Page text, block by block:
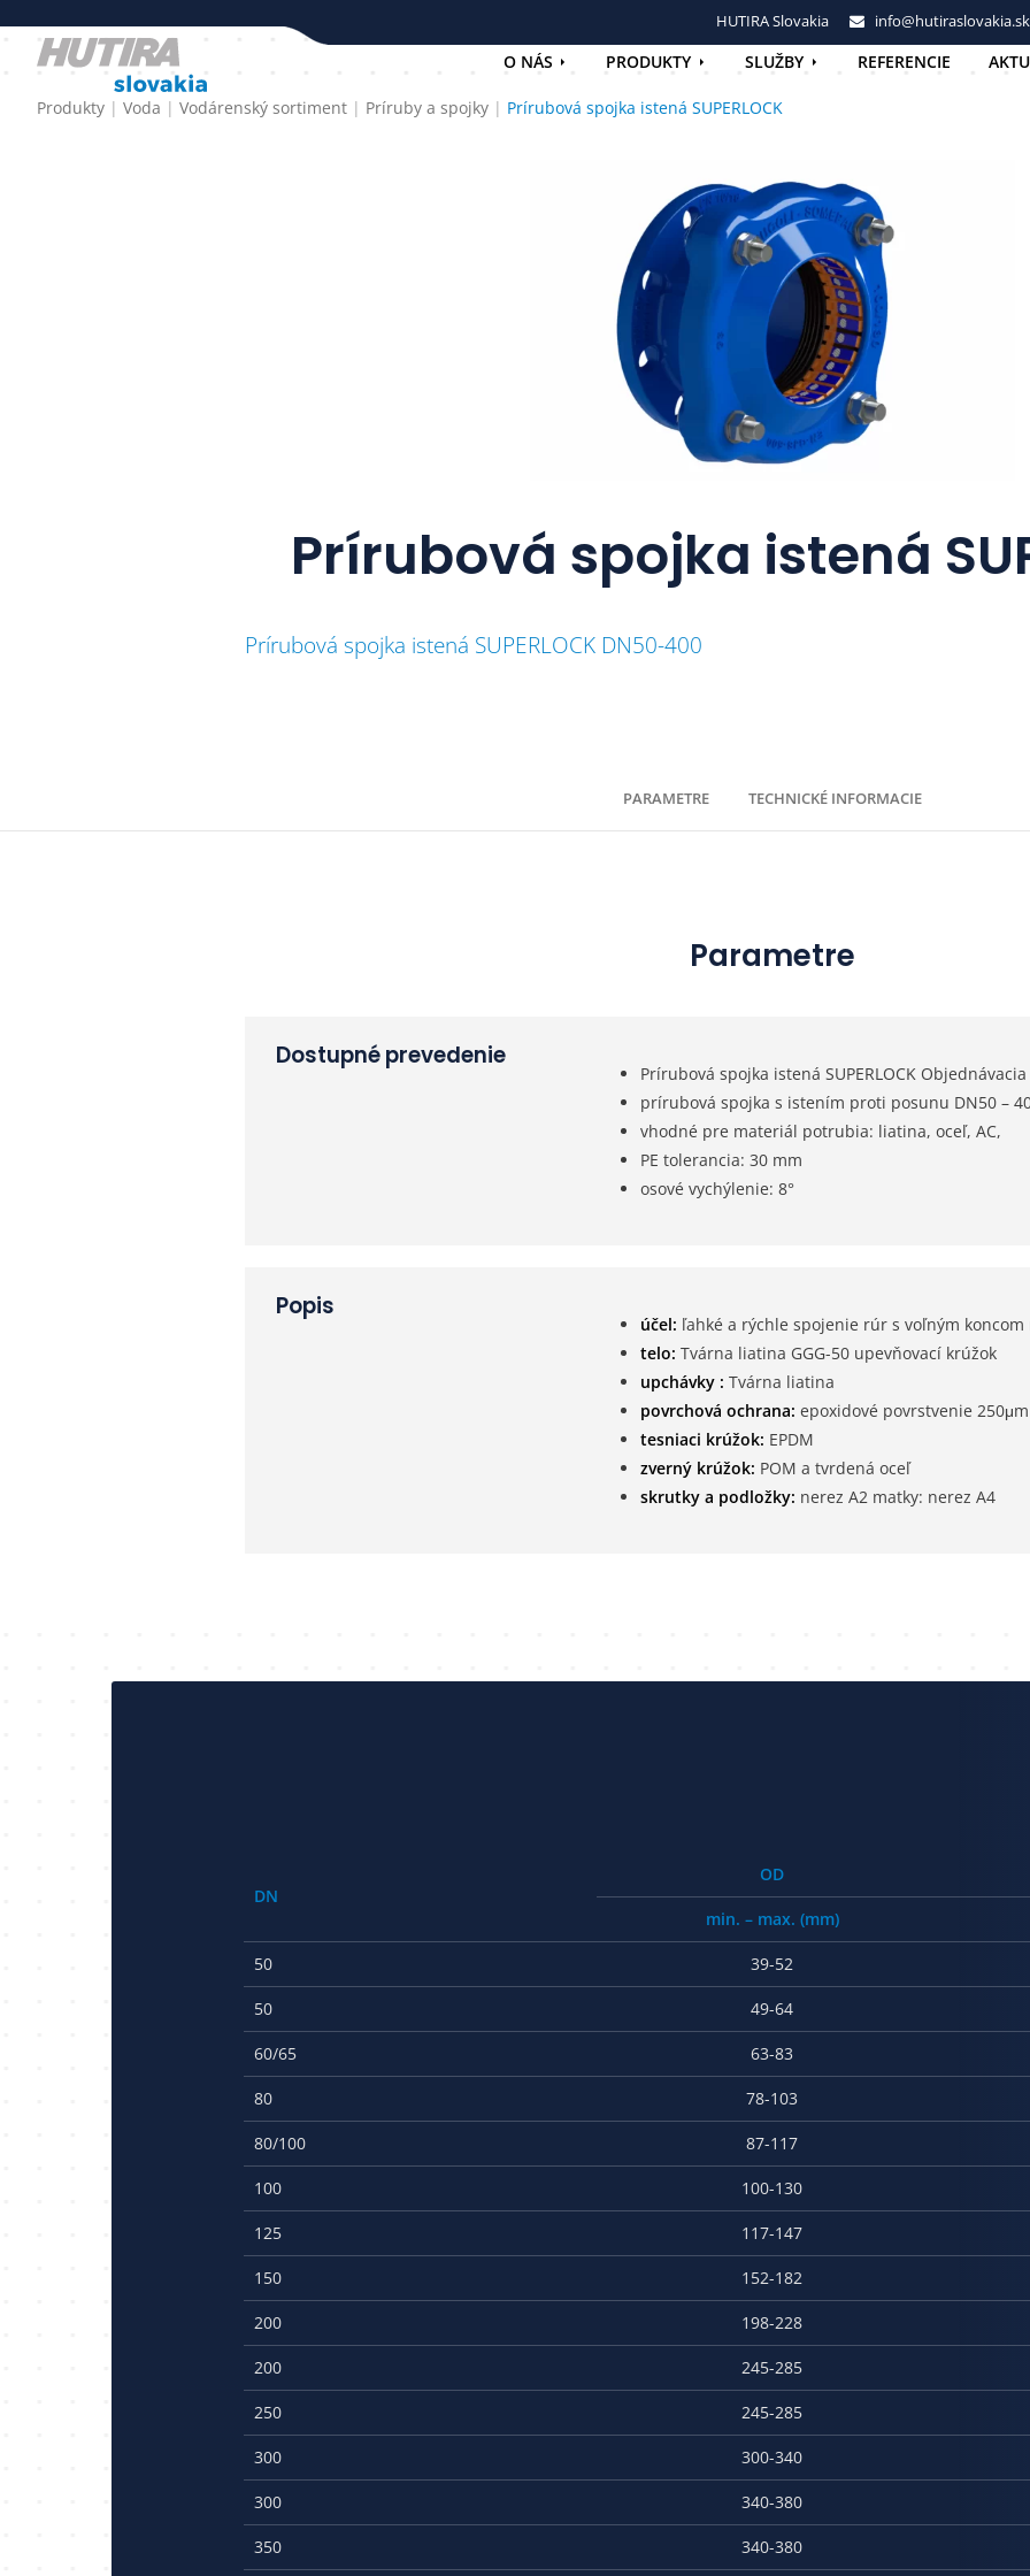
HUTIRA Slovakia info@hutiraslovakia.sk
O NÁS PRODUKTY SLUŽBY REFERENCIE
Produkty Voda Vodárenský sortiment Príruby a spojky Prírubová spojka istená SUPERLOCK
Prírubová spojka istená
Prírubová spojka istená SUPERLOCK DN50-400
PARAMETRE TECHNICKÉ INFORMACIE
Parametre
Dostupné prevedenie
Prírubová spojka istená SUPERLOCK
prírubová spojka s istením proti posunu DN50 –
vhodné pre materiál potrubia: liatina, oceľ, AC,
PE tolerancia: 30 mm
osové vychýlenie: 8°
Popis
účel: ľahké a rýchle spojenie rúr s voľným
telo: Tvárna liatina GGG-50 upevňovací krúžok
upchávky : Tvárna liatina
povrchová ochrana: epoxidové povrstvenie 250μm
tesniaci krúžok: EPDM
zverný krúžok: POM a tvrdená oceľ
skrutky a podložky: nerez A2 matky: nerez A4
DN
OD
min. – max. (mm)
50 39-52
50 49-64
60/65 63-83
80 78-103
80/100 87-117
100 100-130
125 117-147
150 152-182
200 198-228
200 245-285
250 245-285
300 300-340
300 340-380
350 340-380